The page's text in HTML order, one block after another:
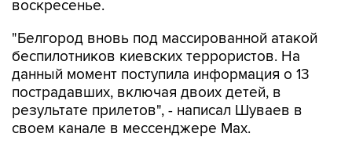
"Белгород вновь под массированной атакой
данный момент поступила информация о 13
пострадавших, включая двоих детей, в
результате прилетов", - написал Шуваев в
своем канале в мессенджере Max.
Глава региона добавил, что повреждения